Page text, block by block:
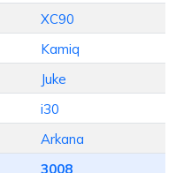
XC90
Kamiq
Juke
i30
Arkana
3008